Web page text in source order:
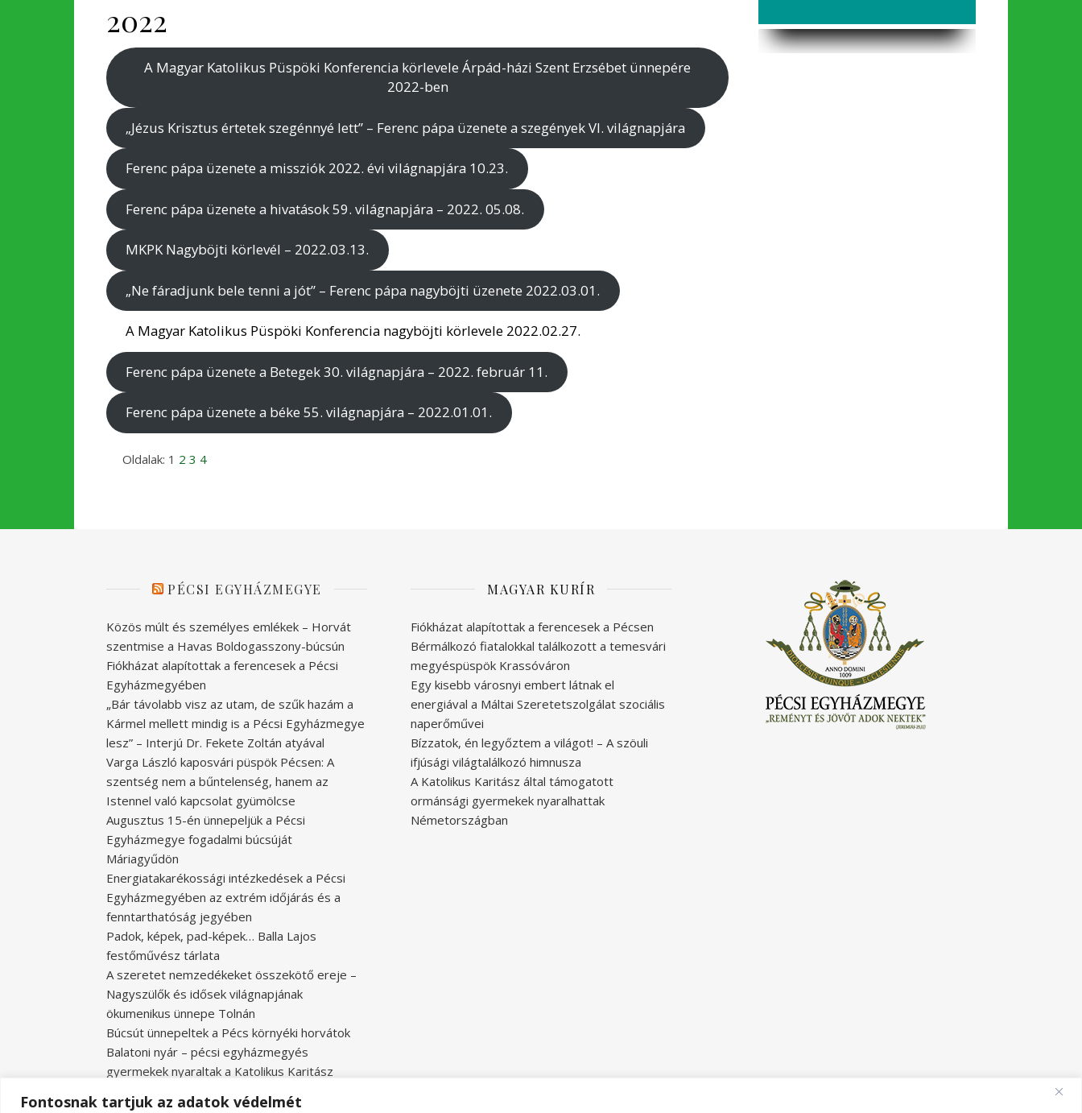
Fontosnak tartjuk az adatok védelmét
2022
A Magyar Katolikus Püspöki Konferencia körlevele Árpád-házi Szent Erzsébet ünnepére
2022-ben
„Jézus Krisztus értetek szegénnyé lett” – Ferenc pápa üzenete a szegények VI. világnapjára
Ferenc pápa üzenete a missziók 2022. évi világnapjára 10.23.
Ferenc pápa üzenete a hivatások 59. világnapjára – 2022. 05.08.
MKPK Nagyböjti körlevél – 2022.03.13.
„Ne fáradjunk bele tenni a jót” – Ferenc pápa nagyböjti üzenete 2022.03.01.
A Magyar Katolikus Püspöki Konferencia nagyböjti körlevele 2022.02.27.
Ferenc pápa üzenete a Betegek 30. világnapjára – 2022. február 11.
Ferenc pápa üzenete a béke 55. világnapjára – 2022.01.01.
Oldalak: 1 2 3 4
PÉCSI EGYHÁZMEGYE
Közös múlt és személyes emlékek – Horvát
szentmise a Havas Boldogasszony-búcsún
Fiókházat alapítottak a ferencesek a Pécsi
Egyházmegyében
„Bár távolabb visz az utam, de szűk hazám a
Kármel mellett mindig is a Pécsi Egyházmegye
lesz” – Interjú Dr. Fekete Zoltán atyával
Varga László kaposvári püspök Pécsen: A
szentség nem a bűntelenség, hanem az
Istennel való kapcsolat gyümölcse
Augusztus 15-én ünnepeljük a Pécsi
Egyházmegye fogadalmi búcsúját
Máriagyűdön
Energiatakarékossági intézkedések a Pécsi
Egyházmegyében az extrém időjárás és a
fenntarthatóság jegyében
Padok, képek, pad-képek… Balla Lajos
festőművész tárlata
A szeretet nemzedékeket összekötő ereje –
Nagyszülők és idősek világnapjának
ökumenikus ünnepe Tolnán
Búcsút ünnepeltek a Pécs környéki horvátok
Balatoni nyár – pécsi egyházmegyés
gyermekek nyaraltak a Katolikus Karitász
MAGYAR KURÍR
Fiókházat alapítottak a ferencesek a Pécsen
Bérmálkozó fiatalokkal találkozott a temesvári
megyéspüspök Krassóváron
Egy kisebb városnyi embert látnak el
energiával a Máltai Szeretetszolgálat szociális
naperőművei
Bízzatok, én legyőztem a világot! – A szöuli
ifjúsági világtalálkozó himnusza
A Katolikus Karitász által támogatott
ormánsági gyermekek nyaralhattak
Németországban